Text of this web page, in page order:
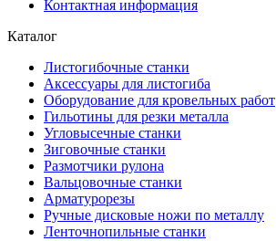
Контактная информация
Каталог
Листогибочные станки
Аксессуары для листогиба
Оборудование для кровельных работ
Гильотины для резки металла
Угловысечные станки
Зиговочные станки
Размотчики рулона
Вальцовочные станки
Арматурорезы
Ручные дисковые ножи по металлу
Ленточнопильные станки